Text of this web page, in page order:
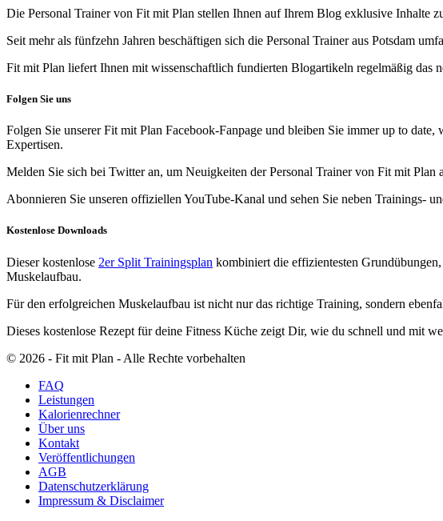
Die Personal Trainer von Fit mit Plan stellen Ihnen auf Ihrem Blog exklusive Inhalte
Seit mehr als fünfzehn Jahren beschäftigen sich die Personal Trainer aus Potsdam
Fit mit Plan liefert Ihnen mit wissenschaftlich fundierten Blogartikeln regelmäßig das
Folgen Sie uns
Folgen Sie unserer Fit mit Plan Facebook-Fanpage und bleiben Sie immer up to
Expertisen.
Melden Sie sich bei Twitter an, um Neuigkeiten der Personal Trainer von Fit mit
Abonnieren Sie unseren offiziellen YouTube-Kanal und sehen Sie neben Trainings-
Kostenlose Downloads
Dieser kostenlose 2er Split Trainingsplan kombiniert die effizientesten
Muskelaufbau.
Für den erfolgreichen Muskelaufbau ist nicht nur das richtige Training, sondern
Dieses kostenlose Rezept für deine Fitness Küche zeigt Dir, wie du schnell und mit
© 2026 ‐ Fit mit Plan - Alle Rechte vorbehalten
FAQ
Leistungen
Kalorienrechner
Über uns
Kontakt
Veröffentlichungen
AGB
Datenschutzerklärung
Impressum & Disclaimer